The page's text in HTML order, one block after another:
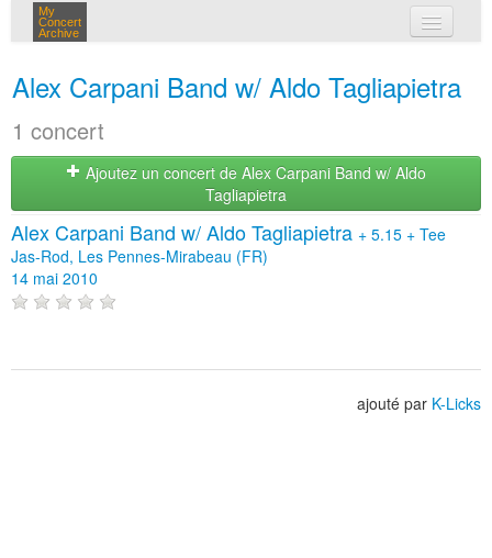
My
Concert
Archive
Alex Carpani Band w/ Aldo Tagliapietra
1 concert
Ajoutez un concert de Alex Carpani Band w/ Aldo
Tagliapietra
Alex Carpani Band w/ Aldo Tagliapietra + 5.15 + Tee
Jas-Rod, Les Pennes-Mirabeau (FR)
14 mai 2010
ajouté par K-Licks